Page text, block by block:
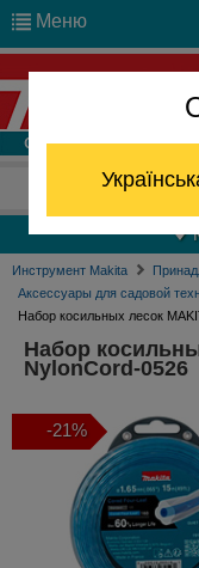
Меню
Отдел
Инструмент Makita
Аксессуары для садовой
Набор косильных лесок
Набор
NylonCord-0526
-21%